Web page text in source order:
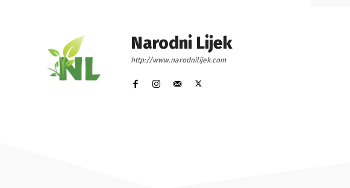
Narodni Lijek
http://www.narodnilijek.com